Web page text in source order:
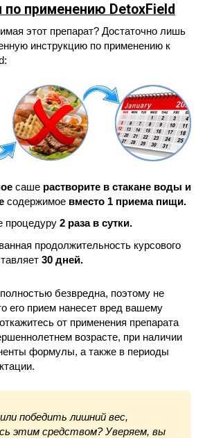
по применению DetoxField
этот препарат? Достаточно лишь
инструкцию по применению к
саше растворите в стакане воды и
содержимое вместо 1 приема пищи.
процедуру 2 раза в сутки.
продолжительность курсового
30 дней.
безвредна, поэтому не
его прием нанесет вред вашему
от применения препарата
возрасте, при наличии
формулы, а также в периоды
победить лишний вес,
этим средством? Уверяем, вы